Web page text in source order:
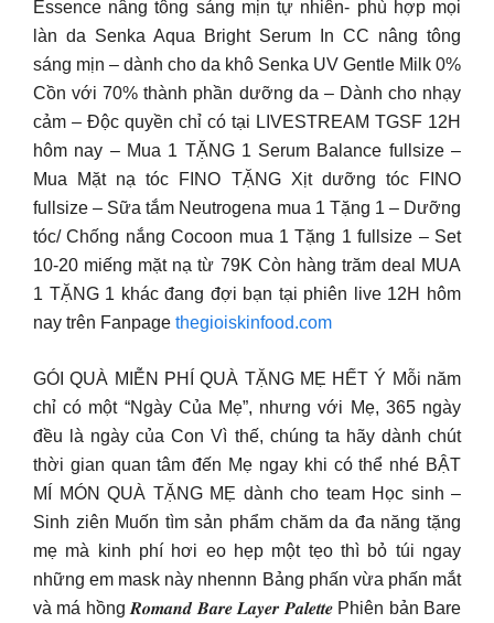
Essence nâng tông sáng mịn tự nhiên- phù hợp mọi
làn da Senka Aqua Bright Serum In CC nâng tông
sáng mịn – dành cho da khô Senka UV Gentle Milk 0%
Cồn với 70% thành phần dưỡng da – Dành cho nhạy
cảm – Độc quyền chỉ có tại LIVESTREAM TGSF 12H
hôm nay – Mua 1 TẶNG 1 Serum Balance fullsize –
Mua Mặt nạ tóc FINO TẶNG Xịt dưỡng tóc FINO
fullsize – Sữa tắm Neutrogena mua 1 Tặng 1 – Dưỡng
tóc/ Chống nắng Cocoon mua 1 Tặng 1 fullsize – Set
10-20 miếng mặt nạ từ 79K Còn hàng trăm deal MUA
1 TẶNG 1 khác đang đợi bạn tại phiên live 12H hôm
nay trên Fanpage thegioiskinfood.com
GÓI QUÀ MIỄN PHÍ QUÀ TẶNG MẸ HẾT Ý Mỗi năm
chỉ có một “Ngày Của Mẹ”, nhưng với Mẹ, 365 ngày
đều là ngày của Con Vì thế, chúng ta hãy dành chút
thời gian quan tâm đến Mẹ ngay khi có thể nhé BẬT
MÍ MÓN QUÀ TẶNG MẸ dành cho team Học sinh –
Sinh ziên Muốn tìm sản phẩm chăm da đa năng tặng
mẹ mà kinh phí hơi eo hẹp một tẹo thì bỏ túi ngay
những em mask này nhennn Bảng phấn vừa phấn mắt
và má hồng 𝑹𝒐𝒎𝒂𝒏𝒅 𝑩𝒂𝒓𝒆 𝑳𝒂𝒚𝒆𝒓 𝑷𝒂𝒍𝒆𝒕𝒕𝒆 Phiên bản Bare